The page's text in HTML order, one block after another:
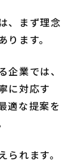
、まず理念
ます。
業では、
に対応す
適な提案を
れます。